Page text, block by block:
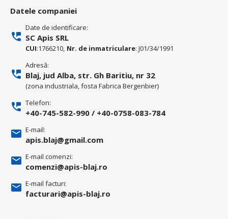
Datele companiei
Date de identificare:
SC Apis SRL
CUI:1766210, Nr. de inmatriculare: J01/34/1991
Adresă:
Blaj, jud Alba, str. Gh Baritiu, nr 32
(zona industriala, fosta Fabrica Bergenbier)
Telefon:
+40-745-582-990 / +40-0758-083-784
E-mail:
apis.blaj@gmail.com
E-mail comenzi:
comenzi@apis-blaj.ro
E-mail facturi:
facturari@apis-blaj.ro